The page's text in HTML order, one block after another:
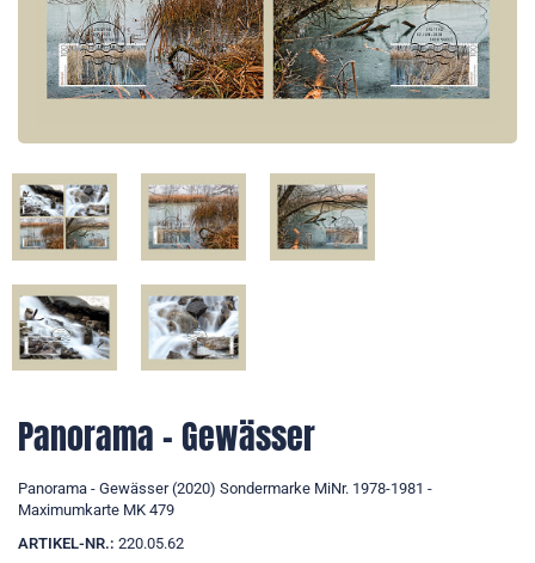
Panorama - Gewässer
Panorama - Gewässer (2020) Sondermarke MiNr. 1978-1981 -
Maximumkarte MK 479
ARTIKEL-NR.: 220.05.62